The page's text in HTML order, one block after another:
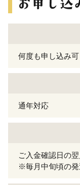
何度も申し込み可
通年対応
ご入金確認日の
※毎月中旬頃の発